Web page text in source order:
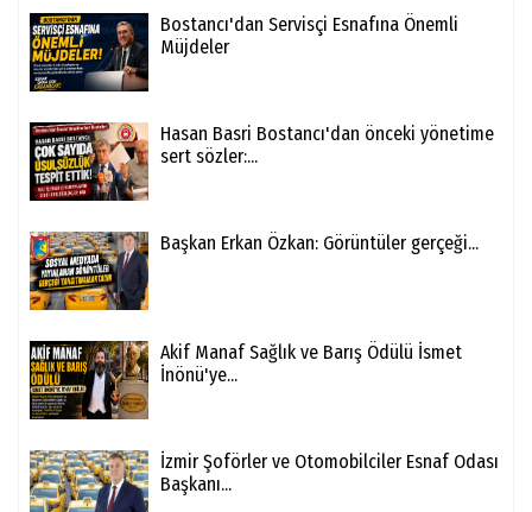
Bostancı'dan Servisçi Esnafına Önemli
Müjdeler
Hasan Basri Bostancı'dan önceki yönetime
sert sözler:...
Başkan Erkan Özkan: Görüntüler gerçeği...
Akif Manaf Sağlık ve Barış Ödülü İsmet
İnönü'ye...
İzmir Şoförler ve Otomobilciler Esnaf Odası
Başkanı...